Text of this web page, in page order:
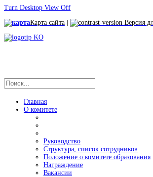
Turn Desktop View Off
Карта сайта
Версия
Главная
О комитете
Руководство
Структура, список сотрудников
Положение о комитете образования
Награждение
Вакансии